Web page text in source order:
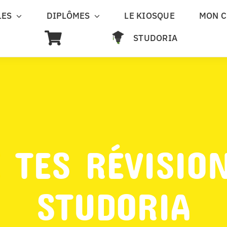
DIPLÔMES LE KIOSQUE
MON
STUDORIA
TES
STUDORIA